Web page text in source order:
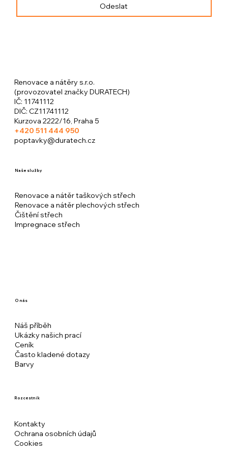
Renovace a nátěry s.r.o.
(provozovatel značky DURATECH)
​IČ: 11741112
DIČ: CZ11741112
Kurzova 2222/16, Praha 5
+420 511 444 950
poptavky@duratech.cz
Naše služby
Renovace a nátěr taškových střech
Renovace a nátěr plechových střech
Čištění střech
Impregnace střech
O nás
Náš příběh
Ukázky našich prací
Ceník
Často kladené dotazy
Barvy
Rozcestník
Kontakty
Ochrana osobních údajů
Cookies
Odeslat